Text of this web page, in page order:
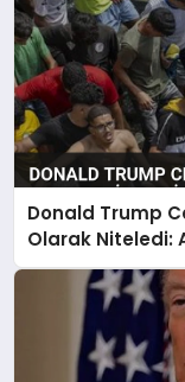
Donald Trump
Olarak Niteledi: